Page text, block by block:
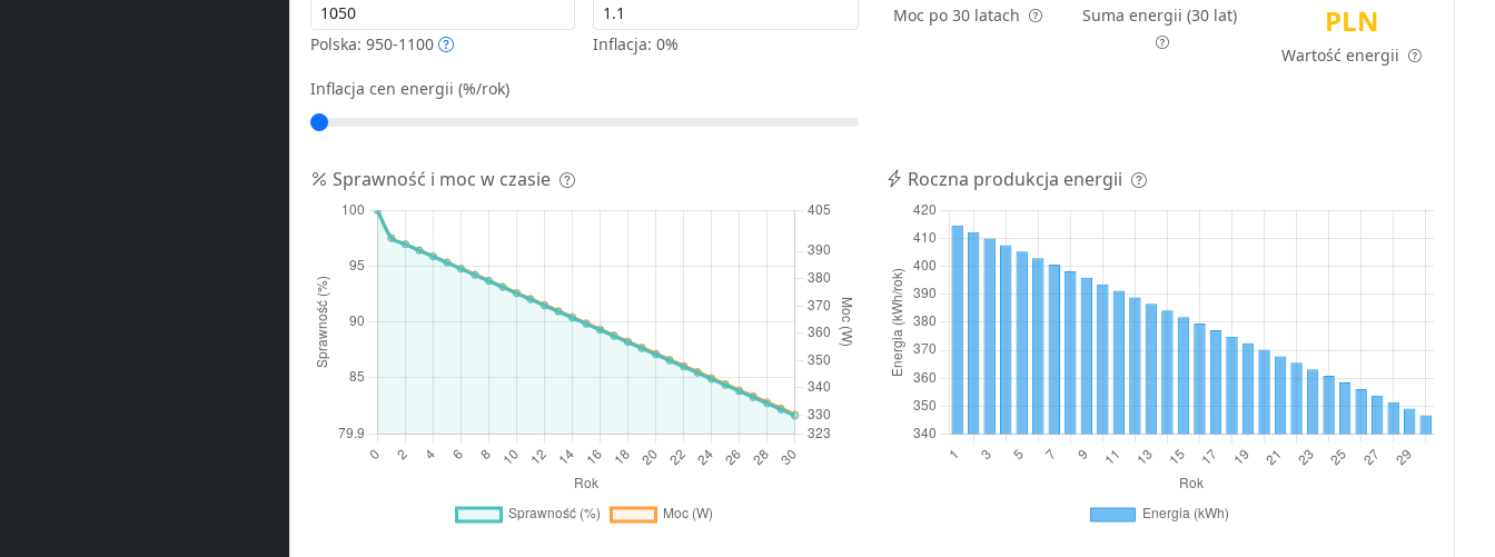
Polska: 950-1100 Inflacja:0%
Inflacja cen energii (%/rok)
Moc po 30 latach Suma energii (30 lat)
PLN
Wartość energii
Sprawność i moc w czasie Roczna produkcja energii